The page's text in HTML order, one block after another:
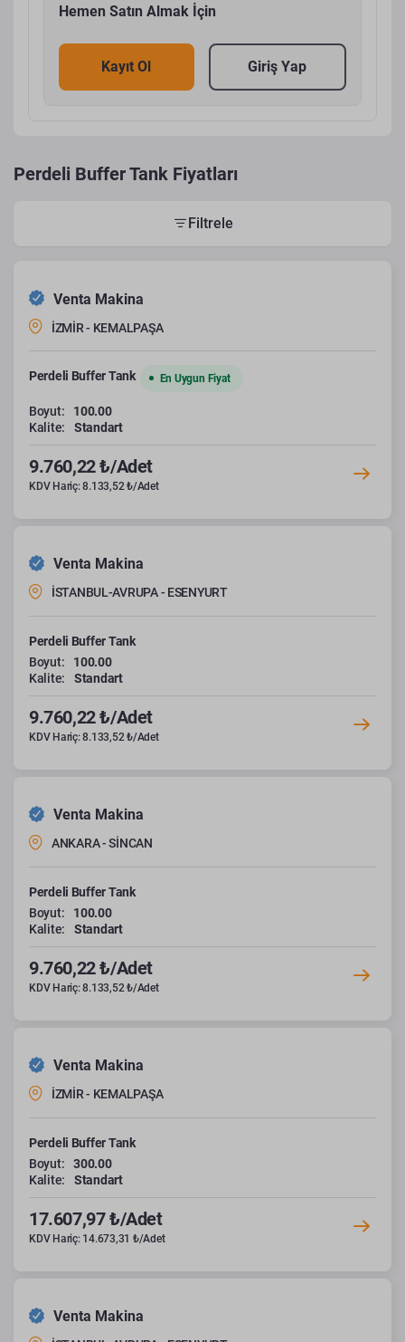
Hemen Satın Almak İçin
Kayıt Ol Giriş Yap
Perdeli Buffer Tank Fiyatları
Filtrele
Venta Makina
İZMİR - KEMALPAŞA
Perdeli Buffer Tank En Uygun Fiyat
Boyut:
100.00
Kalite:
Standart
9.760,22 ₺/Adet
KDV Hariç: 8.133,52 ₺/Adet
Venta Makina
İSTANBUL-AVRUPA - ESENYURT
Perdeli Buffer Tank
Boyut:
100.00
Kalite:
Standart
9.760,22 ₺/Adet
KDV Hariç: 8.133,52 ₺/Adet
Venta Makina
ANKARA - SİNCAN
Perdeli Buffer Tank
Boyut:
100.00
Kalite:
Standart
9.760,22 ₺/Adet
KDV Hariç: 8.133,52 ₺/Adet
Venta Makina
İZMİR - KEMALPAŞA
Perdeli Buffer Tank
Boyut:
300.00
Kalite:
Standart
17.607,97 ₺/Adet
KDV Hariç: 14.673,31 ₺/Adet
Venta Makina